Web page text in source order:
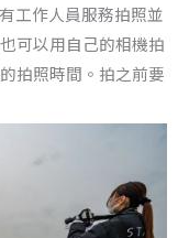
工作人員服務拍照並
可以用自己的相機拍
拍照時間。拍之前要